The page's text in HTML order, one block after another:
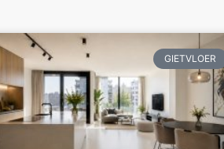
GIETVLOER